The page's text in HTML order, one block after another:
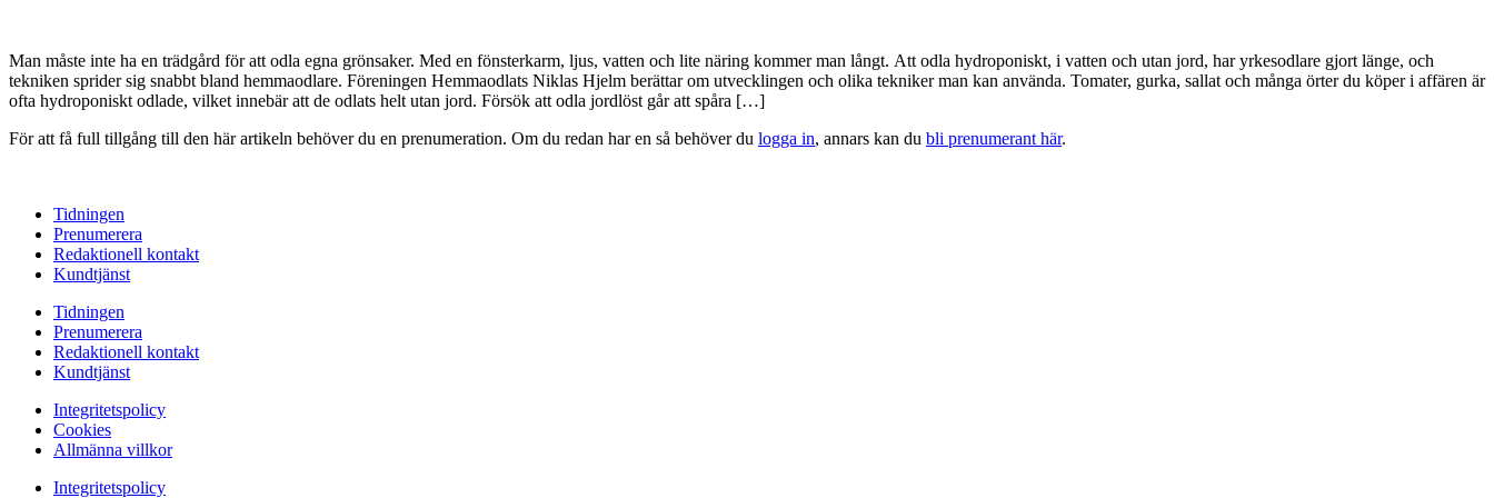
Man måste inte ha en trädgård för att odla egna grönsaker. Med en fönsterkarm, ljus, vatten och lite näring kommer man långt. Att odla hydroponiskt, i vatten och utan jord, har yrkesodlare gjort länge, och
tekniken sprider sig snabbt bland hemma­odlare. Föreningen Hemmaodlats Niklas Hjelm berättar om utvecklingen och olika tekniker man kan använda.​ Tomater, gurka, sallat och många örter du köper i affären är
ofta hydroponiskt odlade, vilket innebär att de odlats helt utan jord. Försök att odla jordlöst går att spåra […]
För att få full tillgång till den här artikeln behöver du en prenumeration. Om du redan har en så behöver du logga in, annars kan du bli prenumerant här.
Tidningen
Prenumerera
Redaktionell kontakt
Kundtjänst
Tidningen
Prenumerera
Redaktionell kontakt
Kundtjänst
Integritetspolicy
Cookies
Allmänna villkor
Integritetspolicy